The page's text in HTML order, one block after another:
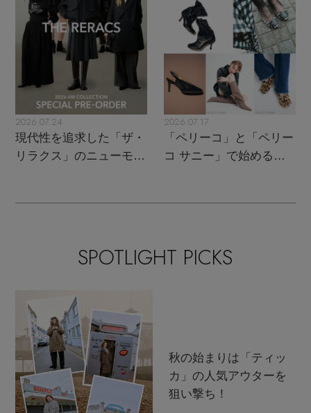
2026.07.24
現代性を追求した「ザ・
リラクス」のニューモダ
2026.07.17
「ペリーコ」と「ペリー
コ サニー」で始める秋
SPOTLIGHT PICKS
秋の始まりは「ティッ
カ」の人気アウターを
狙い撃ち！